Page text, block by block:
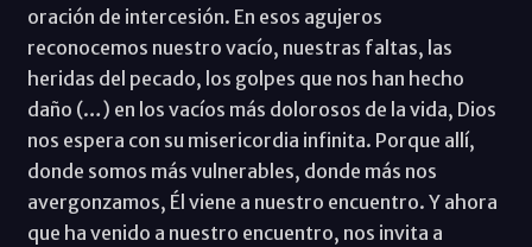
oración de intercesión. En esos agujeros
reconocemos nuestro vacío, nuestras faltas, las
heridas del pecado, los golpes que nos han hecho
daño (…) en los vacíos más dolorosos de la vida, Dios
nos espera con su misericordia infinita. Porque allí,
donde somos más vulnerables, donde más nos
avergonzamos, Él viene a nuestro encuentro. Y ahora
que ha venido a nuestro encuentro, nos invita a